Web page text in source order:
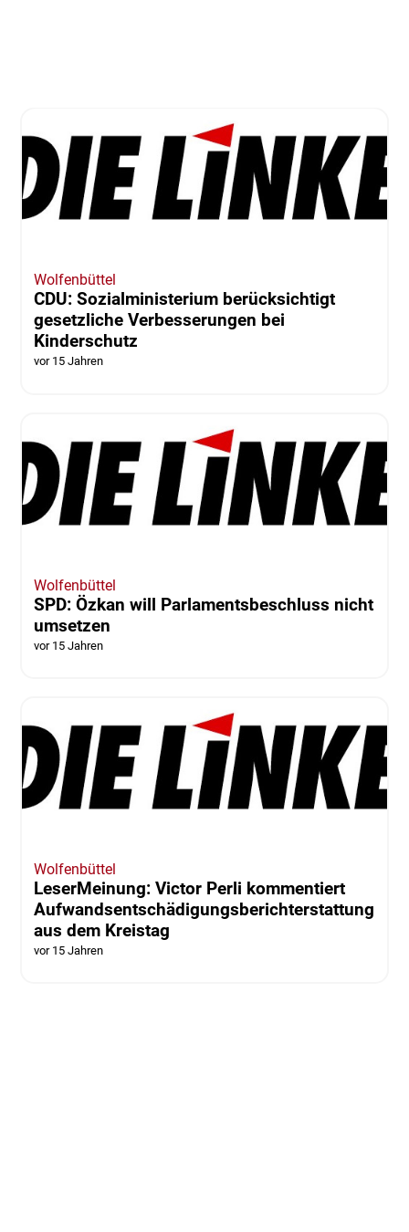
Wolfenbüttel
CDU: Sozialministerium berücksichtigt
gesetzliche Verbesserungen bei
Kinderschutz
vor 15 Jahren
Wolfenbüttel
SPD: Özkan will Parlamentsbeschluss nicht
umsetzen
vor 15 Jahren
Wolfenbüttel
LeserMeinung: Victor Perli kommentiert
Aufwandsentschädigungsberichterstattung
aus dem Kreistag
vor 15 Jahren